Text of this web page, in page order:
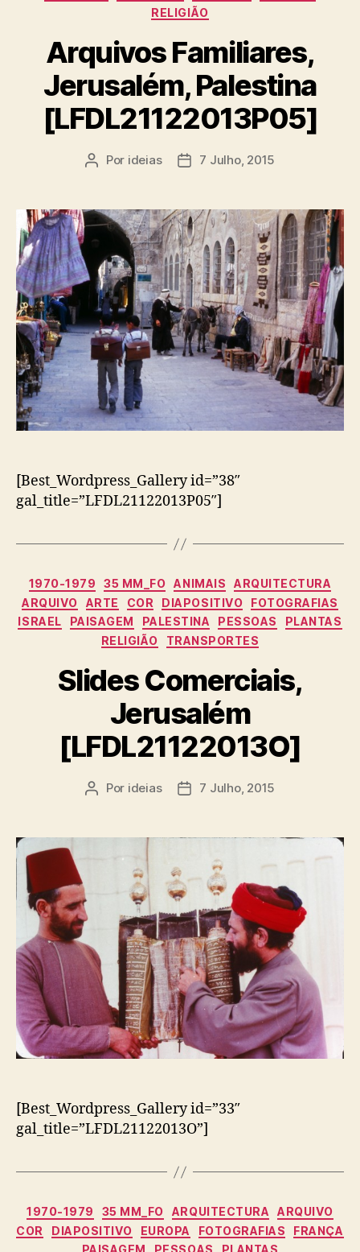
RELIGIÃO
Arquivos Familiares,
Jerusalém, Palestina
[LFDL21122013P05]
Autor
Por ideias
Data7 Julho, 2015
[Best_Wordpress_Gallery id=”38″
gal_title=”LFDL21122013P05″]
Categorias
1970-1979 35 MM_FO ANIMAIS
ARQUITECTURA
ARQUIVO
ARTE COR DIAPOSITIVO
FOTOGRAFIAS
ISRAEL
PAISAGEM PALESTINA PESSOAS
PLANTAS
RELIGIÃO
TRANSPORTES
Slides Comerciais,
Jerusalém
[LFDL21122013O]
Autor
Por ideias
Data7 Julho, 2015
[Best_Wordpress_Gallery id=”33″
gal_title=”LFDL21122013O”]
Categorias
1970-1979 35 MM_FO ARQUITECTURA
ARQUIVO
COR
DIAPOSITIVO EUROPA FOTOGRAFIAS
FRANÇA
PAISAGEM
PESSOAS PLANTAS